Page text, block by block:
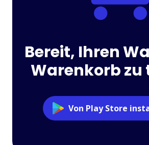
Bereit, Ihren
Warenkorb zu
Von Play Store